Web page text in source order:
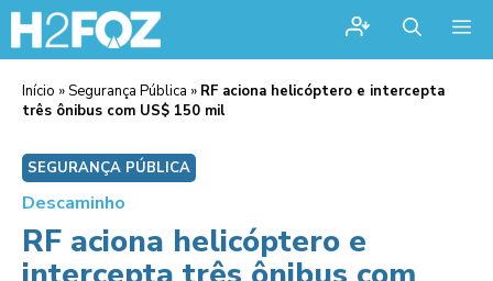
Início »Segurança Pública » RF aciona helicóptero e intercepta
três ônibus com US$ 150 mil
SEGURANÇA PÚBLICA
Descaminho
RF aciona helicóptero e